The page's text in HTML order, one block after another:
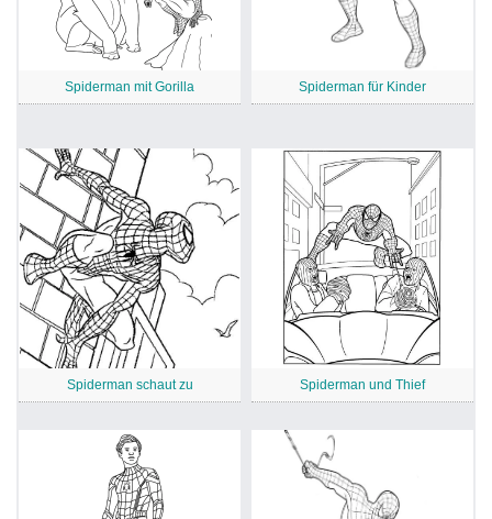
Spiderman mit Gorilla Spiderman für Kinder
Spiderman schaut zu Spiderman und Thief